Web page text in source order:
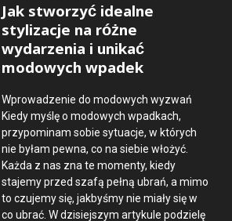
Jak stworzyć idealne
stylizacje na różne
wydarzenia i unikać
modowych wpadek
Wprowadzenie do modowych wyzwań
Kiedy myślę o modowych wpadkach,
przypominam sobie sytuacje, w których
nie byłam pewna, co na siebie włożyć.
Każda z nas zna te momenty, kiedy
stajemy przed szafą pełną ubrań, a mimo
to czujemy się, jakbyśmy nie miały się w
co ubrać. W dzisiejszym artykule podzielę